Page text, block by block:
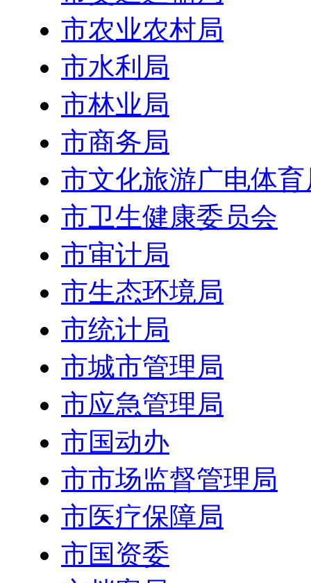
市农业农村局
市水利局
市林业局
市商务局
市文化旅游广电体育
市卫生健康委员会
市审计局
市生态环境局
市统计局
市城市管理局
市应急管理局
市国动办
市市场监督管理局
市医疗保障局
市国资委